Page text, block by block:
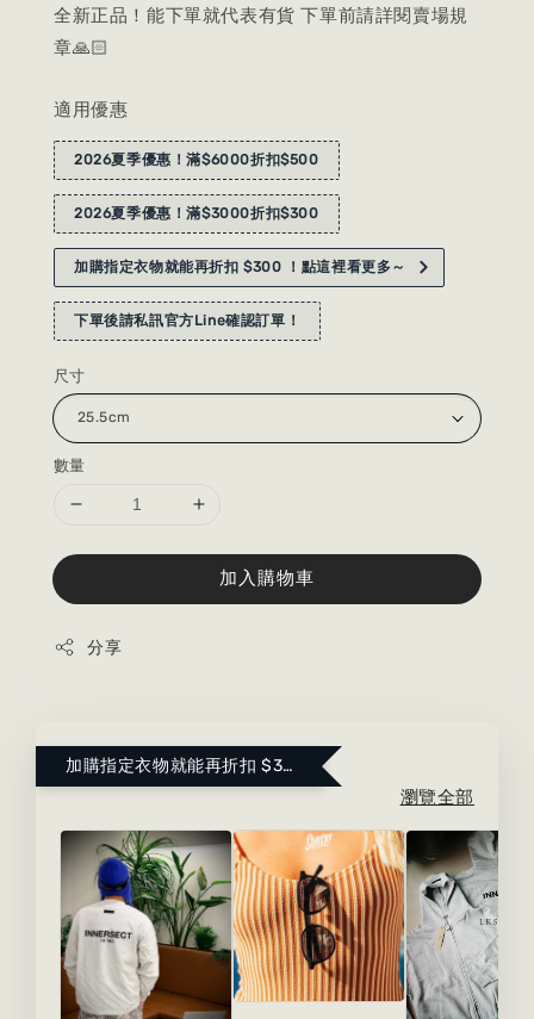
全新正品！能下單就代表有貨 下單前請詳閱賣場規
章🙏🏻
適用優惠
2026夏季優惠！滿$6000折扣$500
2026夏季優惠！滿$3000折扣$300
加購指定衣物就能再折扣 $300 ！點這裡看更多～
下單後請私訊官方Line確認訂單！
尺寸
數量
加入購物車
分享
加購指定衣物就能再折扣 $300 ！點這裡看更多～
瀏覽全部